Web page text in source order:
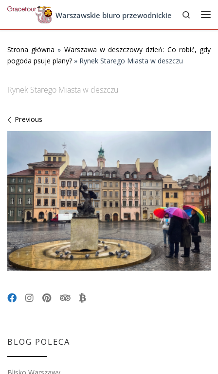
Skip to contentWarszawskie biuro przewodnickie
Search
Strona główna » Warszawa w deszczowy dzień: Co robić, gdy
pogoda psuje plany? » Rynek Starego Miasta w deszczu
Rynek Starego Miasta w deszczu
Images navigation
Previous
BLOG POLECA
Blisko Warszawy